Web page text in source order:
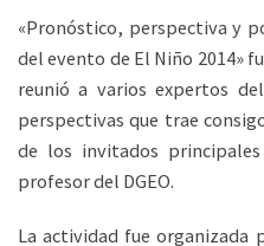
«Pronóstico, perspectiva y
del evento de El Niño 2014»
reunió a varios expertos
perspectivas que trae
de los invitados
profesor del DGEO.
La actividad fue organizada